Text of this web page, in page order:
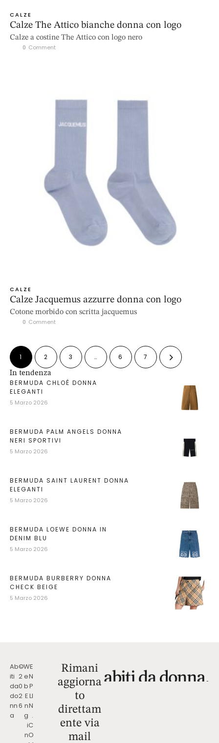
CALZE
Calze The Attico bianche donna con logo
Calze a costine The Attico con logo nero
0 Comment
CALZE
Calze Jacquemus azzurre donna con logo
Cotone morbido con scritta jacquemus
0 Comment
1 2 3 … 6 7
In tendenza
BERMUDA CHLOÉ DONNA
ELEGANTI
5 Marzo 2026
BERMUDA PALM ANGELS DONNA
NERI SPORTIVI
5 Marzo 2026
BERMUDA SAINT LAURENT DONNA
ELEGANTI
5 Marzo 2026
BERMUDA LOEWE DONNA IN
DENIM BLU
5 Marzo 2026
BERMUDA BURBERRY DONNA
CHECK BEIGE
5 Marzo 2026
Ab
iti
da
do
nn
a
©
2
0
2
6
W
e
b
E
n
g
i
n
E
N
P
LI
N
.
C
O
Rimani
aggiorna
to
direttam
ente via
mail